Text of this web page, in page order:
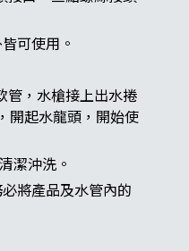
可使用。
管，水槍接上出水捲
開起水龍頭，開始使
潔沖洗。
將產品及水管內的